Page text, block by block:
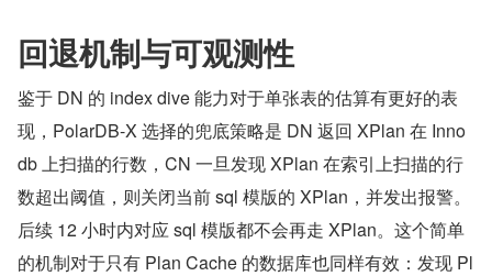
回退机制与可观测性
鉴于 DN 的 index dive 能力对于单张表的估算有更好的表
现，PolarDB-X 选择的兜底策略是 DN 返回 XPlan 在 Inno
db 上扫描的行数，CN 一旦发现 XPlan 在索引上扫描的行
数超出阈值，则关闭当前 sql 模版的 XPlan，并发出报警。
后续 12 小时内对应 sql 模版都不会再走 XPlan。这个简单
的机制对于只有 Plan Cache 的数据库也同样有效：发现 Pl